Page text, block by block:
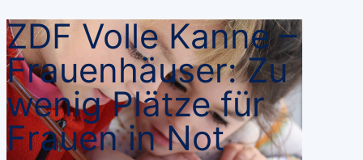
ZDF Volle Kanne –
Frauenhäuser: Zu
wenig Plätze für
Frauen in Not